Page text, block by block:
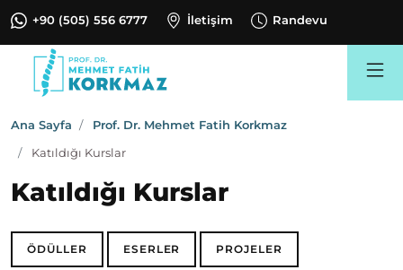
+90 (505) 556 6777 İletişim Randevu
Ana Sayfa
Prof. Dr. Mehmet Fatih Korkmaz
Katıldığı Kurslar
Katıldığı Kurslar
ÖDÜLLER ESERLER PROJELER